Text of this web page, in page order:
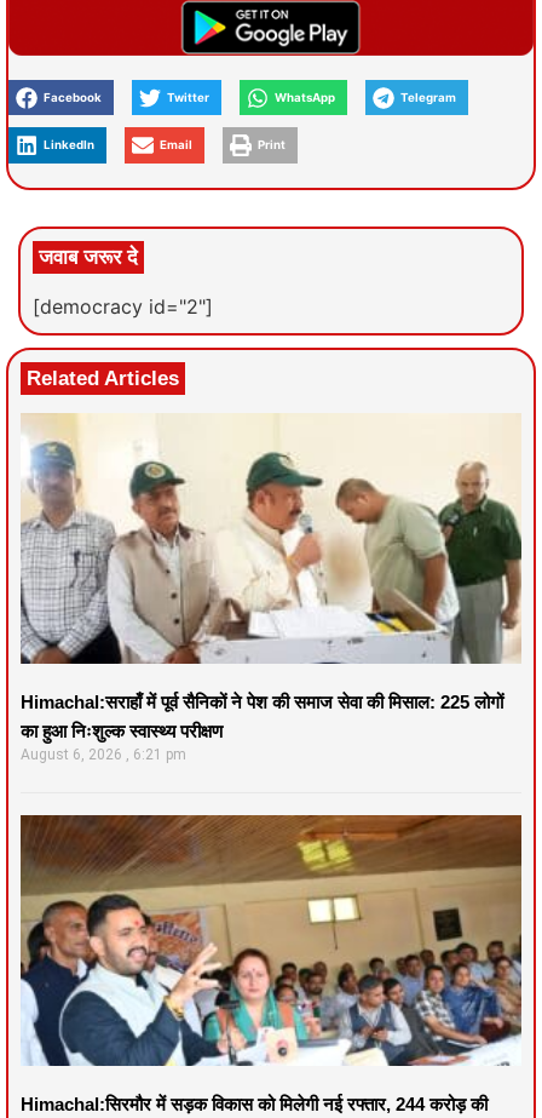
Facebook Twitter WhatsApp Telegram
LinkedIn Email Print
जवाब जरूर दे
[democracy id="2"]
Related Articles
Himachal:सराहाँ में पूर्व सैनिकों ने पेश की समाज सेवा की मिसाल: 225 लोगों
का हुआ निःशुल्क स्वास्थ्य परीक्षण
August 6, 2026 6:21 pm
Himachal:सिरमौर में सड़क विकास को मिलेगी नई रफ्तार, 244 करोड़ की